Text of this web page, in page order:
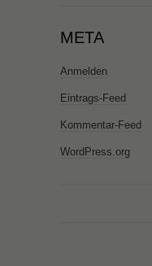
META
Anmelden
Eintrags-Feed
Kommentar-Feed
WordPress.org